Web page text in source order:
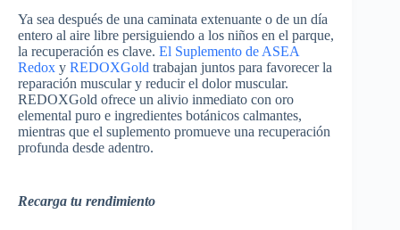
Ya sea después de una caminata extenuante o de un día
entero al aire libre persiguiendo a los niños en el parque,
la recuperación es clave. El Suplemento de ASEA
Redox y REDOXGold trabajan juntos para favorecer la
reparación muscular y reducir el dolor muscular.
REDOXGold ofrece un alivio inmediato con oro
elemental puro e ingredientes botánicos calmantes,
mientras que el suplemento promueve una recuperación
profunda desde adentro.
Recarga tu rendimiento